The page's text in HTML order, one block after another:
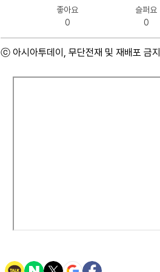
좋아요
0
슬퍼요
0
ⓒ 아시아투데이, 무단전재 및 재배포 금지